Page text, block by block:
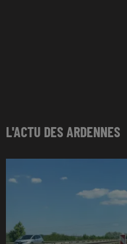
L'ACTU DES ARDENNES